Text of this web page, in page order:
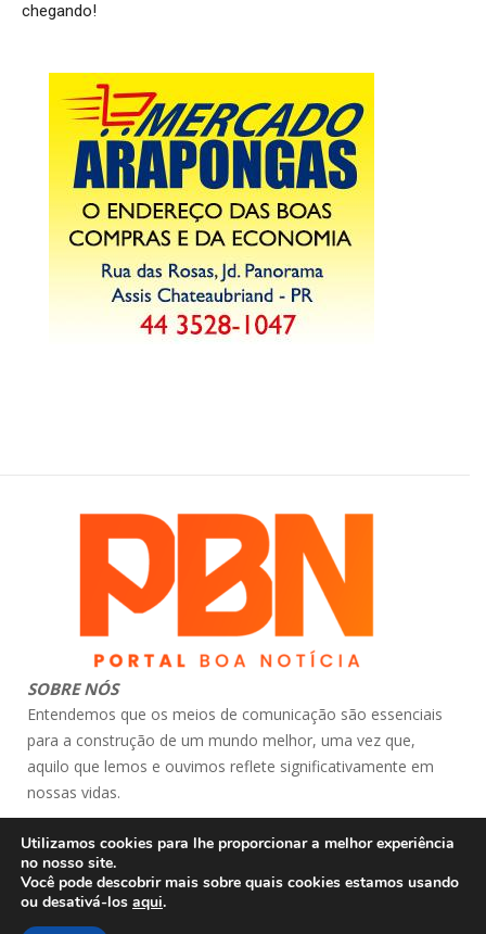
chegando!
SOBRE NÓS
Entendemos que os meios de comunicação são essenciais
para a construção de um mundo melhor, uma vez que,
aquilo que lemos e ouvimos reflete significativamente em
nossas vidas.
© Portal Boa Notícia
Utilizamos cookies para lhe proporcionar a melhor experiência
no nosso site.
Você pode descobrir mais sobre quais cookies estamos usando
ou desativá-los aqui.